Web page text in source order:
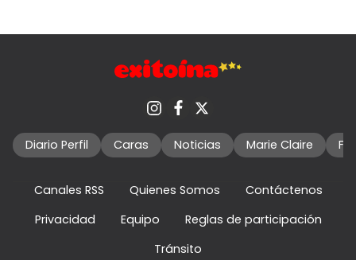
Diario Perfil Caras Noticias Marie Claire
Canales RSS Quienes Somos
Contáctenos
Privacidad
Equipo
Reglas de participación
Tránsito